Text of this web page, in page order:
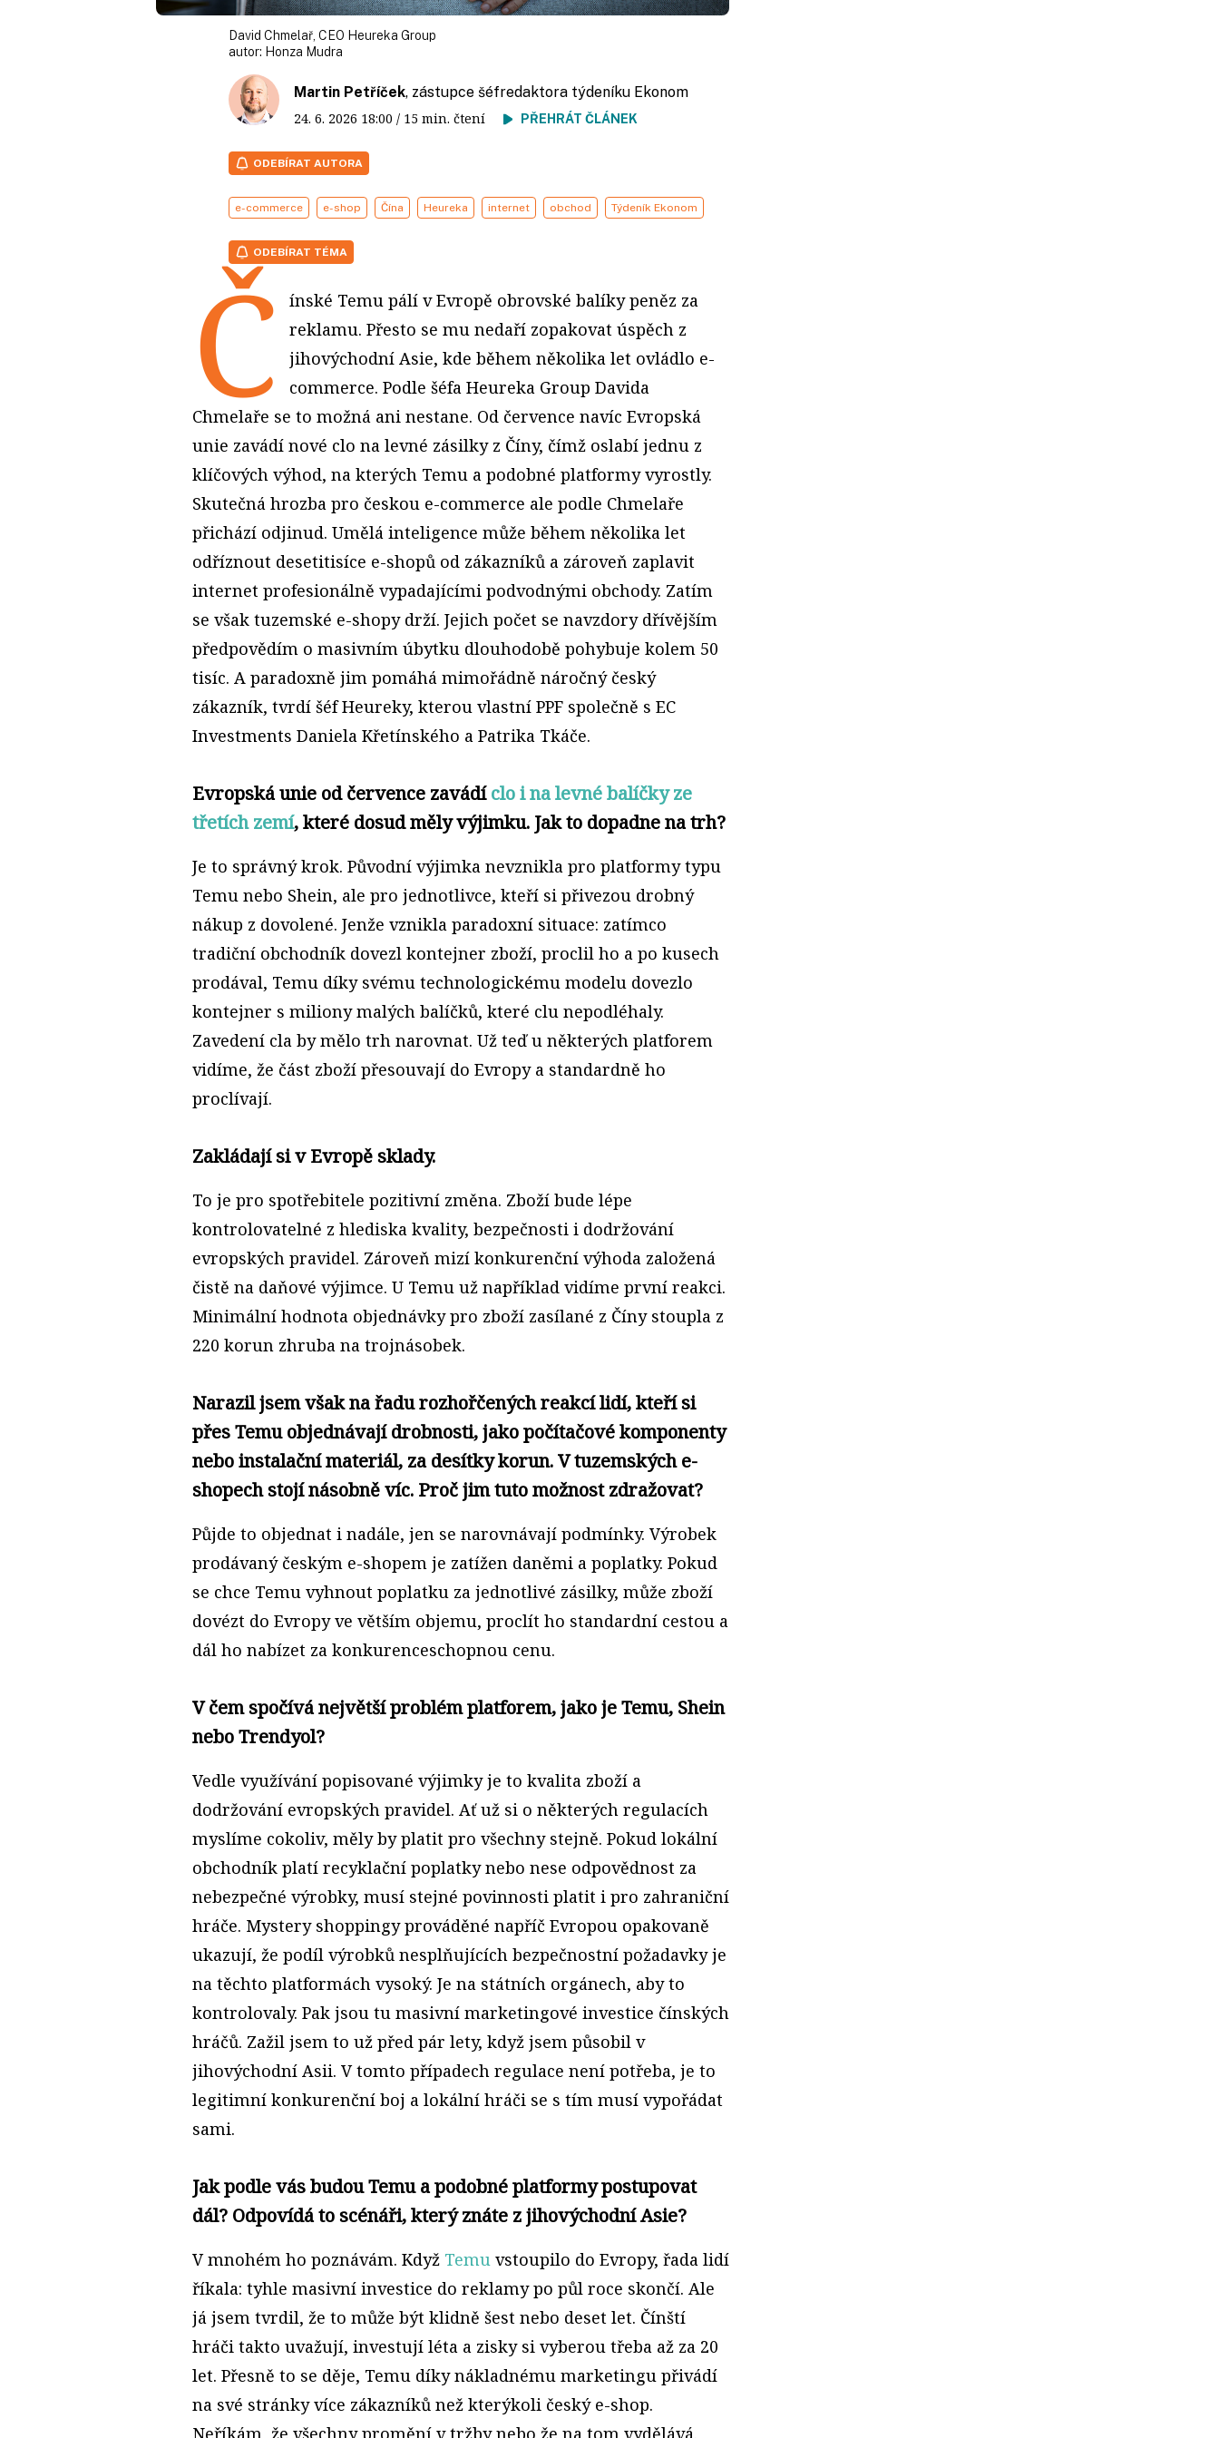
David Chmelař, CEO Heureka Group
autor: Honza Mudra
Martin Petříček, zástupce šéfredaktora týdeníku Ekonom
24. 6. 2026 18:00 / 15 min. čtení PŘEHRÁT ČLÁNEK
ODEBÍRAT AUTORA
e-commerce e-shop Čína Heureka internet obchod Týdeník Ekonom
ODEBÍRAT TÉMA
Č
ínské Temu pálí v Evropě obrovské balíky peněz za
reklamu. Přesto se mu nedaří zopakovat úspěch z
jihovýchodní Asie, kde během několika let ovládlo e-
commerce. Podle šéfa Heureka Group Davida
Chmelaře se to možná ani nestane. Od července navíc Evropská
unie zavádí nové clo na levné zásilky z Číny, čímž oslabí jednu z
klíčových výhod, na kterých Temu a podobné platformy vyrostly.
Skutečná hrozba pro českou e-commerce ale podle Chmelaře
přichází odjinud. Umělá inteligence může během několika let
odříznout desetitisíce e-shopů od zákazníků a zároveň zaplavit
internet profesionálně vypadajícími podvodnými obchody. Zatím
se však tuzemské e-shopy drží. Jejich počet se navzdory dřívějším
předpovědím o masivním úbytku dlouhodobě pohybuje kolem 50
tisíc. A paradoxně jim pomáhá mimořádně náročný český
zákazník, tvrdí šéf Heureky, kterou vlastní PPF společně s EC
Investments Daniela Křetínského a Patrika Tkáče.
Evropská unie od července zavádíclo i na levné balíčky ze
třetích zemí, které dosud měly výjimku. Jak to dopadne na trh?
Je to správný krok. Původní výjimka nevznikla pro platformy typu
Temu nebo Shein, ale pro jednotlivce, kteří si přivezou drobný
nákup z dovolené. Jenže vznikla paradoxní situace: zatímco
tradiční obchodník dovezl kontejner zboží, proclil ho a po kusech
prodával, Temu díky svému technologickému modelu dovezlo
kontejner s miliony malých balíčků, které clu nepodléhaly.
Zavedení cla by mělo trh narovnat. Už teď u některých platforem
vidíme, že část zboží přesouvají do Evropy a standardně ho
proclívají.
Zakládají si v Evropě sklady.
To je pro spotřebitele pozitivní změna. Zboží bude lépe
kontrolovatelné z hlediska kvality, bezpečnosti i dodržování
evropských pravidel. Zároveň mizí konkurenční výhoda založená
čistě na daňové výjimce. U Temu už například vidíme první reakci.
Minimální hodnota objednávky pro zboží zasílané z Číny stoupla z
220 korun zhruba na trojnásobek.
Narazil jsem však na řadu rozhořčených reakcí lidí, kteří si
přes Temu objednávají drobnosti, jako počítačové komponenty
nebo instalační materiál, za desítky korun. V tuzemských e-
shopech stojí násobně víc. Proč jim tuto možnost zdražovat?
Půjde to objednat i nadále, jen se narovnávají podmínky. Výrobek
prodávaný českým e-shopem je zatížen daněmi a poplatky. Pokud
se chce Temu vyhnout poplatku za jednotlivé zásilky, může zboží
dovézt do Evropy ve větším objemu, proclít ho standardní cestou a
dál ho nabízet za konkurenceschopnou cenu.
V čem spočívá největší problém platforem, jako je Temu, Shein
nebo Trendyol?
Vedle využívání popisované výjimky je to kvalita zboží a
dodržování evropských pravidel. Ať už si o některých regulacích
myslíme cokoliv, měly by platit pro všechny stejně. Pokud lokální
obchodník platí recyklační poplatky nebo nese odpovědnost za
nebezpečné výrobky, musí stejné povinnosti platit i pro zahraniční
hráče. Mystery shoppingy prováděné napříč Evropou opakovaně
ukazují, že podíl výrobků nesplňujících bezpečnostní požadavky je
na těchto platformách vysoký. Je na státních orgánech, aby to
kontrolovaly. Pak jsou tu masivní marketingové investice čínských
hráčů. Zažil jsem to už před pár lety, když jsem působil v
jihovýchodní Asii. V tomto případech regulace není potřeba, je to
legitimní konkurenční boj a lokální hráči se s tím musí vypořádat
sami.
Jak podle vás budou Temu a podobné platformy postupovat
dál? Odpovídá to scénáři, který znáte z jihovýchodní Asie?
V mnohém ho poznávám. Když Temu vstoupilo do Evropy, řada lidí
říkala: tyhle masivní investice do reklamy po půl roce skončí. Ale
já jsem tvrdil, že to může být klidně šest nebo deset let. Čínští
hráči takto uvažují, investují léta a zisky si vyberou třeba až za 20
let. Přesně to se děje, Temu díky nákladnému marketingu přivádí
na své stránky více zákazníků než kterýkoli český e-shop.
Neříkám, že všechny promění v tržby nebo že na tom vydělává.